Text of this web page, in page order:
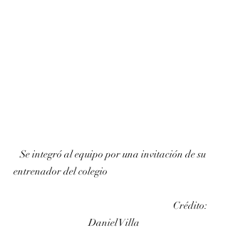
Se integró al equipo por una invitación de su
entrenador del colegio
                                                                        Crédito:
Daniel Villa